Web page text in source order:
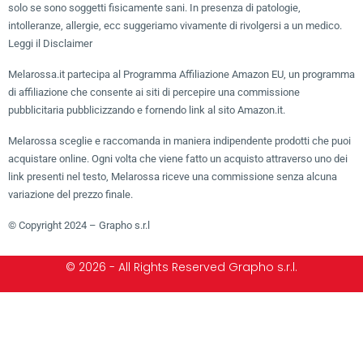
solo se sono soggetti fisicamente sani. In presenza di patologie,
intolleranze, allergie, ecc suggeriamo vivamente di rivolgersi a un medico.
Leggi il Disclaimer
Melarossa.it partecipa al Programma Affiliazione Amazon EU, un programma
di affiliazione che consente ai siti di percepire una commissione
pubblicitaria pubblicizzando e fornendo link al sito Amazon.it.
Melarossa sceglie e raccomanda in maniera indipendente prodotti che puoi
acquistare online. Ogni volta che viene fatto un acquisto attraverso uno dei
link presenti nel testo, Melarossa riceve una commissione senza alcuna
variazione del prezzo finale.
© Copyright 2024 – Grapho s.r.l
© 2026 - All Rights Reserved Grapho s.r.l.